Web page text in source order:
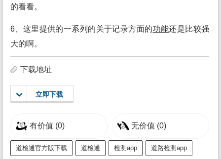
的看看。
6、这里提供的一系列的关于记录方面的功能还是比较强
大的啊。
下载地址
立即下载
有价值 (0) 无价值 (0)
道检通官方版下载 道检通 检测app 道路检测app